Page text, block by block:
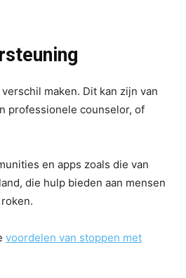
maken. Dit kan zijn van
professionele counselor, of
en apps zoals die van
die hulp bieden aan mensen
voordelen van stoppen met